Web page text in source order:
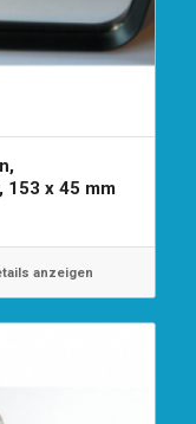
153 x 45 mm
anzeigen